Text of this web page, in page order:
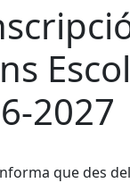
2027
que des del